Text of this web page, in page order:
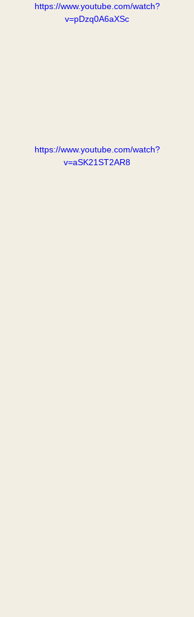
https://www.youtube.com/watch?
v=pDzq0A6aXSc
https://www.youtube.com/watch?
v=aSK21ST2AR8